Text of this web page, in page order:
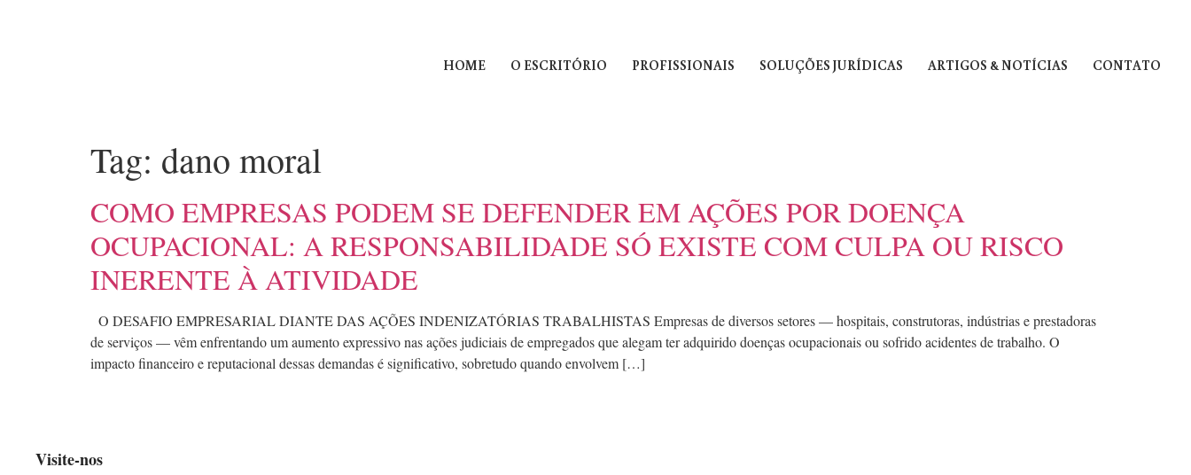
HOME O ESCRITÓRIO PROFISSIONAIS SOLUÇÕES JURÍDICAS ARTIGOS & NOTÍCIAS CONTATO
Tag: dano moral
COMO EMPRESAS PODEM SE DEFENDER EM AÇÕES POR DOENÇA
OCUPACIONAL: A RESPONSABILIDADE SÓ EXISTE COM CULPA OU RISCO
INERENTE À ATIVIDADE
O DESAFIO EMPRESARIAL DIANTE DAS AÇÕES INDENIZATÓRIAS TRABALHISTAS Empresas de diversos setores — hospitais, construtoras, indústrias e prestadoras
de serviços — vêm enfrentando um aumento expressivo nas ações judiciais de empregados que alegam ter adquirido doenças ocupacionais ou sofrido acidentes de trabalho. O
impacto financeiro e reputacional dessas demandas é significativo, sobretudo quando envolvem […]
Visite-nos